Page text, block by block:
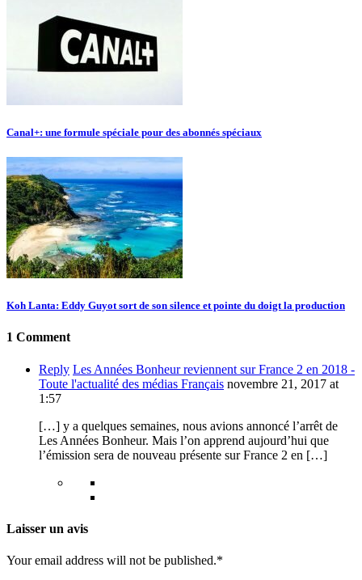
Canal+: une formule spéciale pour des abonnés spéciaux
Koh Lanta: Eddy Guyot sort de son silence et pointe du doigt la production
1 Comment
Reply Les Années Bonheur reviennent sur France 2 en 2018 -
Toute l'actualité des médias Français novembre 21, 2017 at
1:57
[…] y a quelques semaines, nous avions annoncé l’arrêt de
Les Années Bonheur. Mais l’on apprend aujourd’hui que
l’émission sera de nouveau présente sur France 2 en […]
Laisser un avis
Your email address will not be published.*